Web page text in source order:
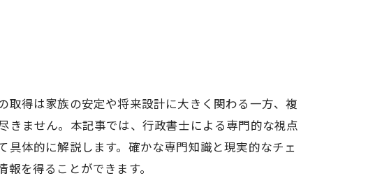
得は家族の安定や将来設計に大きく関わる一方、複
ません。本記事では、行政書士による専門的な視点
体的に解説します。確かな専門知識と現実的なチェ
を得ることができます。